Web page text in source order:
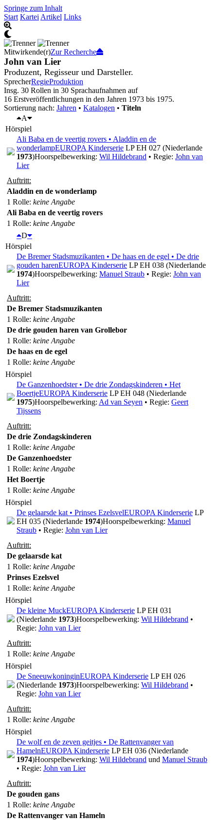
Springe zum Inhalt
Start Kartei Artikel Links
Mitwirkende(r)Zur Recherche
John van Lier
Produzent, Regisseur und Darsteller.
SprecherRegieProduktion
Insg. 30 Rollen in 30 Sprachaufnahmen auf
16 Erstveröffentlichungen in den Jahren 1973 bis 1975.
Sortierung nach: Jahren • Katalogen • Titeln
A
Hörspiel
Ali Baba en de veertig rovers • Aladdin en de
wonderlampEUROPA Kinderserie LP EH 027 (Niederlande
1973)Hoorspelbewerking: Wil Hildebrand • Regie: John van
Lier
Auftritt:
Aladdin en de wonderlamp
1 Rolle: keine Angabe
Ali Baba en de veertig rovers
1 Rolle: keine Angabe
D
Hörspiel
De Bremer Stadsmuzikanten • De haas en de egel • De drie
gouden harenEUROPA Kinderserie LP EH 038 (Niederlande
1974)Hoorspelbewerking: Manuel Straub • Regie: John van
Lier
Auftritt:
De Bremer Stadsmuzikanten
1 Rolle: keine Angabe
De drie gouden haren van Grollebor
1 Rolle: keine Angabe
De haas en de egel
1 Rolle: keine Angabe
Hörspiel
De Ganzenhoedster • De drie Zondagskinderen • Het
BoertjeEUROPA Kinderserie LP EH 048 (Niederlande
1975)Hoorspelbewerking: Ad van Seyen • Regie: Geert
Tijssens
Auftritt:
De drie Zondagskinderen
1 Rolle: keine Angabe
De Ganzenhoedster
1 Rolle: keine Angabe
Het Boertje
1 Rolle: keine Angabe
Hörspiel
De gelaarsde kat • Prinses EzelsvelEUROPA Kinderserie LP
EH 035 (Niederlande 1974)Hoorspelbewerking: Manuel
Straub • Regie: John van Lier
Auftritt:
De gelaarsde kat
1 Rolle: keine Angabe
Prinses Ezelsvel
1 Rolle: keine Angabe
Hörspiel
De kleine MuckEUROPA Kinderserie LP EH 031
(Niederlande 1973)Hoorspelbewerking: Wil Hildebrand •
Regie: John van Lier
Auftritt:
1 Rolle: keine Angabe
Hörspiel
De SneeuwkoninginEUROPA Kinderserie LP EH 026
(Niederlande 1973)Hoorspelbewerking: Wil Hildebrand •
Regie: John van Lier
Auftritt:
1 Rolle: keine Angabe
Hörspiel
De wolf en de zeven geitjes • De Rattenvanger van
HamelnEUROPA Kinderserie LP EH 036 (Niederlande
1974)Hoorspelbewerking: Wil Hildebrand und Manuel Straub
• Regie: John van Lier
Auftritt:
De gouden gans
1 Rolle: keine Angabe
De Rattenvanger van Hameln